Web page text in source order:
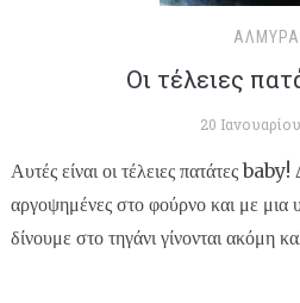
ΑΛΜΥΡΆ
Οι τέλειες
20
Αυτές είναι οι τέλειες πατάτες
αργοψημένες στο φούρνο και με μια
δίνουμε στο τηγάνι γίνονται ακόμη